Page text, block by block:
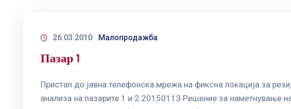
26.03.2010 Малопродажба
Пазар 1
Пристап до јавна телефонска мрежа на фиксна локација за
анализа на пазарите 1 и 2 20150113 Решение за наметнување